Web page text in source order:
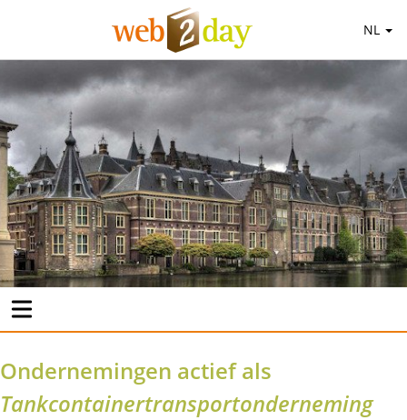
NL
Ondernemingen actief als
Tankcontainertransportonderneming